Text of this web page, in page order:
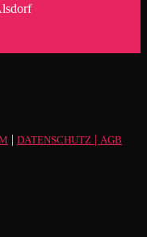
| DATENSCHUTZ | AGB